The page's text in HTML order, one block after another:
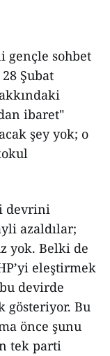
gençle sohbet
Şubat
ibaret"
şey yok; o
devrini
azaldılar;
yok. Belki de
eleştirmek
devirde
gösteriyor. Bu
önce şunu
tek parti